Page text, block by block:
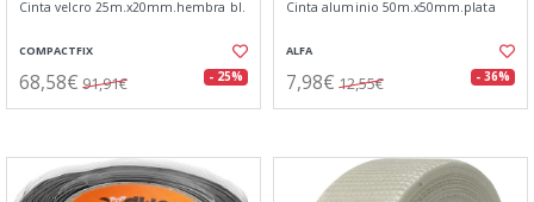
Cinta velcro 25m.x20mm.hembra bl.
COMPACTFIX
68,58€ 91,91€ - 25%
Cinta aluminio 50m.x50mm.plata
ALFA
7,98€ 12,55€ - 36%